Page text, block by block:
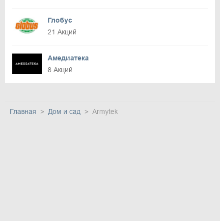
Глобус
21 Акций
Амедиатека
8 Акций
Главная Дом и сад Armytek